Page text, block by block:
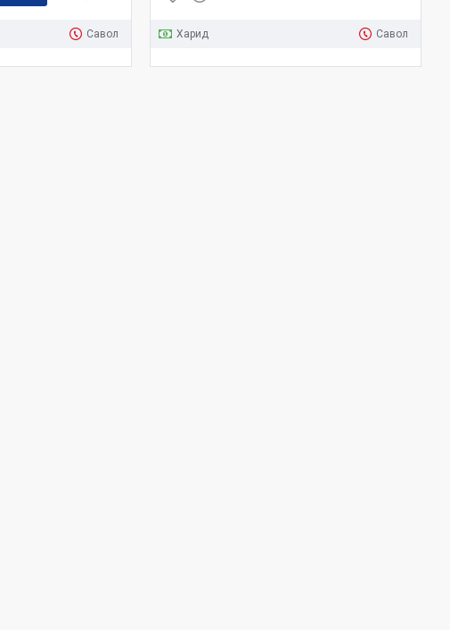
Савол Харид Савол